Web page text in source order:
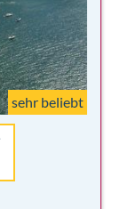
sehr beliebt